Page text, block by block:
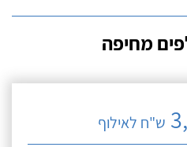
מחיפה
ש"ח לאילוף